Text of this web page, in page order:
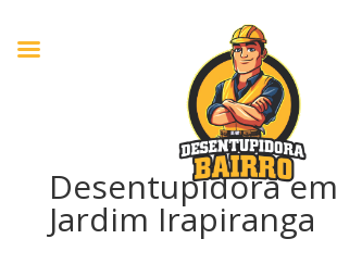
Desentupidora em
Jardim Irapiranga